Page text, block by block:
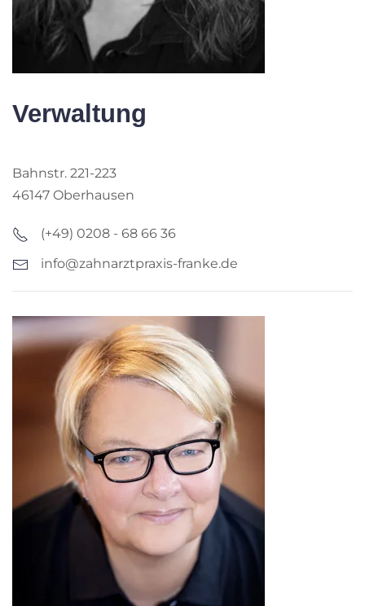
Verwaltung
Bahnstr. 221-223
46147 Oberhausen
(+49) 0208 - 68 66 36
info@zahnarztpraxis-franke.de